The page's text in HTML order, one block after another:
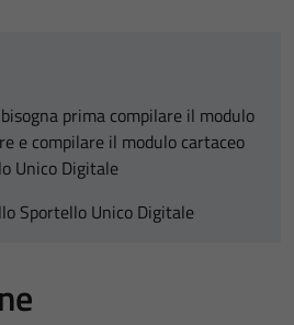
prima compilare il modulo
e compilare il modulo cartaceo
Unico Digitale
Sportello Unico Digitale